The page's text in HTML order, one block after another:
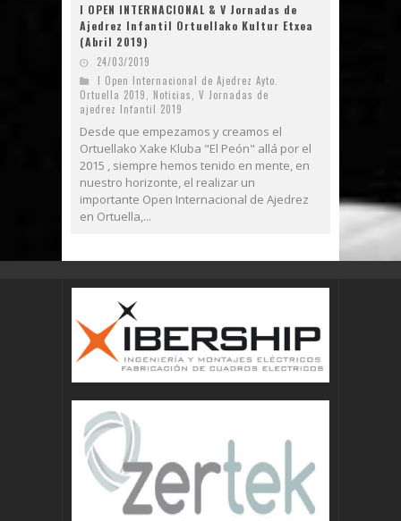
I OPEN INTERNACIONAL & V Jornadas de
Ajedrez Infantil Ortuellako Kultur Etxea
(Abril 2019)
24/03/2019
I Open Internacional de Ajedrez Ayto.
Ortuella 2019
Noticias
V Jornadas de
ajedrez Infantil 2019
Desde que empezamos y creamos el
Ortuellako Xake Kluba "El Peón" allá por el
2015 , siempre hemos tenido en mente, en
nuestro horizonte, el realizar un
importante Open Internacional de Ajedrez
en Ortuella,...